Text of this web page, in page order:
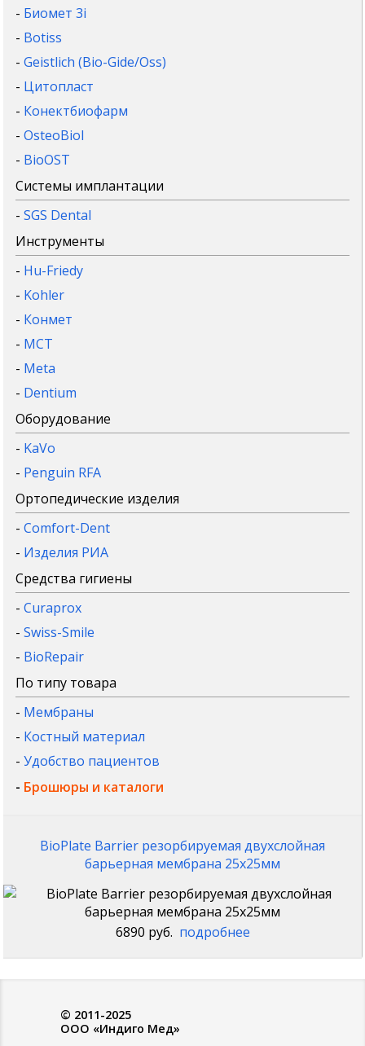
- Биомет 3i
- Botiss
-Geistlich (Bio-Gide/Oss)
- Цитопласт
- Конектбиофарм
-OsteoBiol
- BioOST
Системы имплантации
-SGS Dental
Инструменты
- Hu-Friedy
- Kohler
- Конмет
- MCT
- Meta
- Dentium
Оборудование
- KaVo
- Penguin RFA
Ортопедические изделия
-Comfort-Dent
- Изделия РИА
Средства гигиены
-Curaprox
-Swiss-Smile
- BioRepair
По типу товара
- Мембраны
- Костный материал
-Удобство пациентов
- Брошюры и каталоги
BioPlate Barrier резорбируемая двухслойная
барьерная мембрана 25x25мм
6890 руб. подробнее
© 2011-2025
ООО «Индиго Мед»